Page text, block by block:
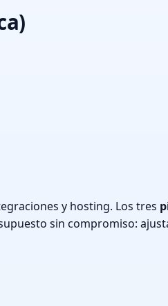
y hosting. Los tres
sin compromiso: